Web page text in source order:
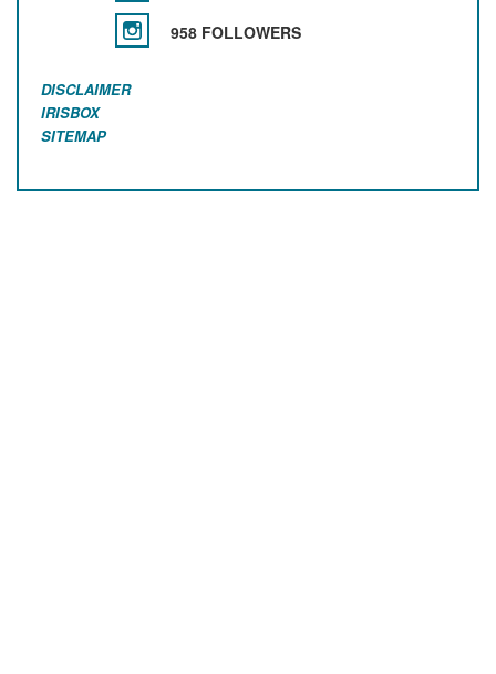
958 FOLLOWERS
DISCLAIMER
IRISBOX
SITEMAP